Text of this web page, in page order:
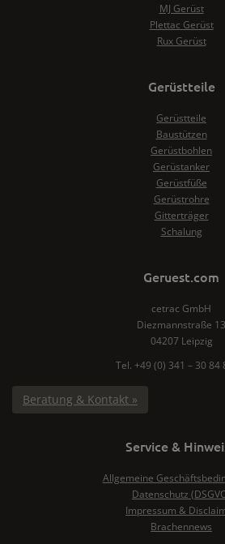
MJ Gerüst
Plettac Gerüst
Rux Gerüst
Gerüstteile
Gerüstteile
Baustützen
Gerüstbohlen
Gerüstanker
Gerüstfüße
Gerüstrohre
Gitterträger
Schalung
Geruest.com
cetrac GmbH
Diezmannstraße 13
04207 Leipzig
Tel. +49 (0) 341 – 30 84
Beratung & Kontakt »
Service &
Allgemeine
Datenschutz
Impressum &
Brachennews